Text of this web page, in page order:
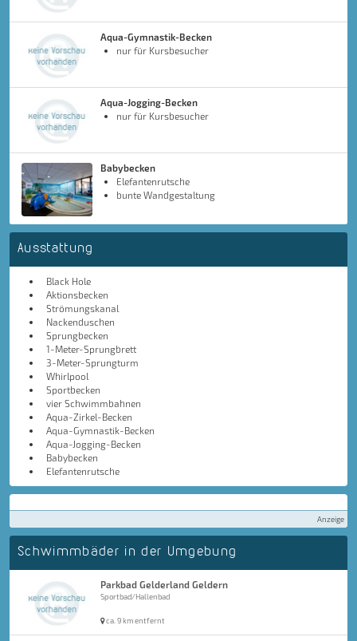
Aqua-Gymnastik-Becken
nur für Kursbesucher
Aqua-Jogging-Becken
nur für Kursbesucher
Babybecken
Elefantenrutsche
bunte Wandgestaltung
Ausstattung
Black Hole
Aktionsbecken
Strömungskanal
Nackenduschen
Sprungbecken
1-Meter-Sprungbrett
3-Meter-Sprungturm
Whirlpool
Sportbecken
vier Schwimmbahnen
Aqua-Zirkel-Becken
Aqua-Gymnastik-Becken
Aqua-Jogging-Becken
Babybecken
Elefantenrutsche
Anzeige
Schwimmbäder in der Umgebung
Parkbad Gelderland Geldern
Sportbad/Hallenbad
ca. 9 km entfernt